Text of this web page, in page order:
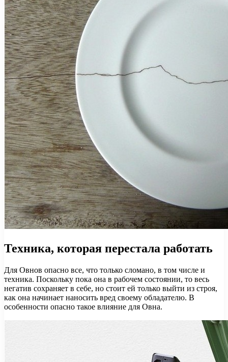
Техника, которая перестала работать
Для Овнов опасно все, что только сломано, в том числе и
техника. Поскольку пока она в рабочем состоянии, то весь
негатив сохраняет в себе, но стоит ей только выйти из строя,
как она начинает наносить вред своему обладателю. В
особенности опасно такое влияние для Овна.